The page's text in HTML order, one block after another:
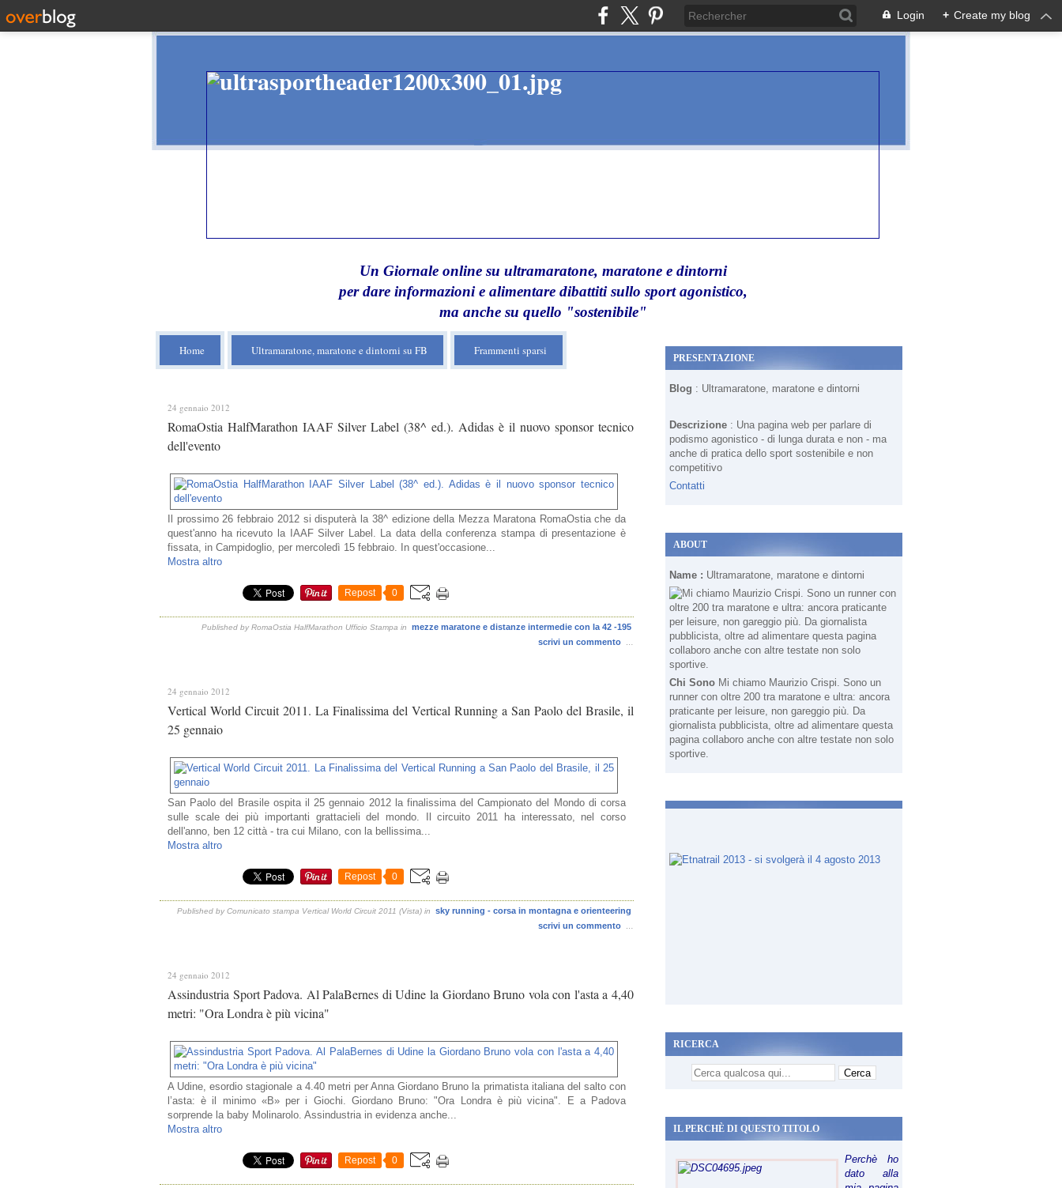
Login + Create my blog
Un Giornale online su ultramaratone, maratone e dintorni
per dare informazioni e alimentare dibattiti sullo sport agonistico,
ma anche su quello "sostenibile"
Home Ultramaratone, maratone e dintorni su FB Frammenti sparsi
24 gennaio 2012
RomaOstia HalfMarathon IAAF Silver Label (38^ ed.). Adidas è il nuovo sponsor tecnico
dell'evento
Il prossimo 26 febbraio 2012 si disputerà la 38^ edizione della Mezza Maratona RomaOstia che da
quest'anno ha ricevuto la IAAF Silver Label. La data della conferenza stampa di presentazione è
fissata, in Campidoglio, per mercoledì 15 febbraio. In quest'occasione...
Mostra altro
Repost 0
Published by RomaOstia HalfMarathon Ufficio Stampa in
mezze maratone e distanze intermedie con la 42 -195
scrivi un commento
24 gennaio 2012
Vertical World Circuit 2011. La Finalissima del Vertical Running a San Paolo del Brasile, il
25 gennaio
San Paolo del Brasile ospita il 25 gennaio 2012 la finalissima del Campionato del Mondo di corsa
sulle scale dei più importanti grattacieli del mondo. Il circuito 2011 ha interessato, nel corso
dell'anno, ben 12 città - tra cui Milano, con la bellissima...
Mostra altro
Repost 0
Published by Comunicato stampa Vertical World Circuit 2011 (Vista) in
sky running - corsa in montagna e orienteering
scrivi un commento
24 gennaio 2012
Assindustria Sport Padova. Al PalaBernes di Udine la Giordano Bruno vola con l'asta a 4,40
metri: "Ora Londra è più vicina"
A Udine, esordio stagionale a 4.40 metri per Anna Giordano Bruno la primatista italiana del salto con
l’asta: è il minimo «B» per i Giochi. Giordano Bruno: "Ora Londra è più vicina". E a Padova
sorprende la baby Molinarolo. Assindustria in evidenza anche...
Mostra altro
Repost 0
PRESENTAZIONE
Blog : Ultramaratone, maratone e dintorni
Descrizione : Una pagina web per parlare di
podismo agonistico - di lunga durata e non - ma
anche di pratica dello sport sostenibile e non
competitivo
Contatti
ABOUT
Name : Ultramaratone, maratone e dintorni
Chi Sono Mi chiamo Maurizio Crispi. Sono un
runner con oltre 200 tra maratone e ultra: ancora
praticante per leisure, non gareggio più. Da
giornalista pubblicista, oltre ad alimentare questa
pagina collaboro anche con altre testate non solo
sportive.
RICERCA
IL PERCHÈ DI QUESTO TITOLO
Perchè ho
dato alla